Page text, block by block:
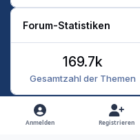
Forum-Statistiken
Gesamtzahl der Themen
169.7k
Heller Modus
Dunkler Modus
Systemeinstellung
Anmelden Registrieren